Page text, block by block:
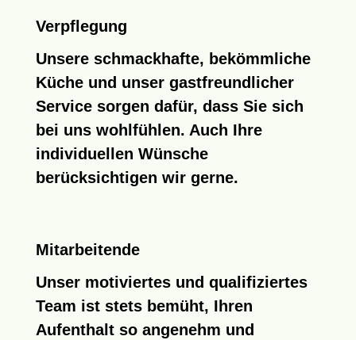
Verpflegung
Unsere schmackhafte, bekömmliche
Kücheund unser gastfreundlicher
Service sorgen dafür, dass Sie sich
bei uns wohlfühlen. Auch Ihre
individuellen Wünsche
berücksichtigen wir gerne.
Mitarbeitende
Unser motiviertes und qualifiziertes
Team ist stets bemüht, Ihren
Aufenthalt so angenehm und